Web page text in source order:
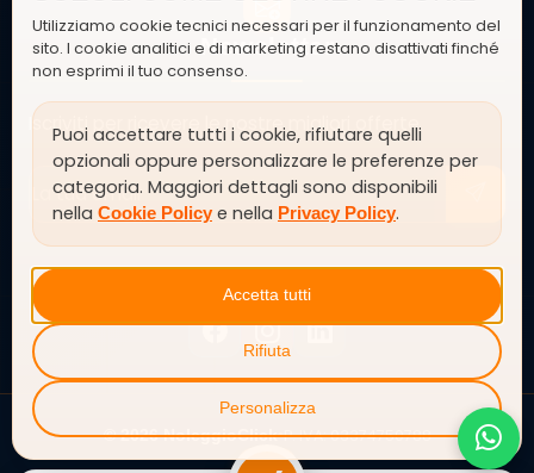
Utilizziamo cookie tecnici necessari per il funzionamento del
sito. I cookie analitici e di marketing restano disattivati finché
non esprimi il tuo consenso.
Puoi accettare tutti i cookie, rifiutare quelli
opzionali oppure personalizzare le preferenze per
categoria. Maggiori dettagli sono disponibili
nella Cookie Policy e nella Privacy Policy.
Accetta tutti
Rifiuta
Personalizza
Newsletter
Iscriviti per ricevere le nostre migliori offerte
SEGUICI SU
© 2026 NoleggioClick•P. IVA: 03374750788